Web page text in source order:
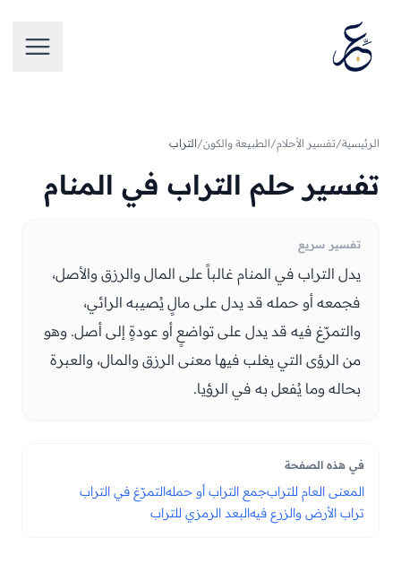
فتح
الرئيسية/تفسير الأحلام/الطبيعة والكون/التراب
تفسير حلم التراب في المنام
تفسير سريع
يدل التراب في المنام غالباً على المال والرزق والأصل،
فجمعه أو حمله قد يدل على مالٍ يُصيبه الرائي،
والتمرّغ فيه قد يدل على تواضعٍ أو عودةٍ إلى أصل. وهو
من الرؤى التي يغلب فيها معنى الرزق والمال، والعبرة
بحاله وما يُفعل به في الرؤيا.
في هذه الصفحة
المعنى العام للترابجمع التراب أو حملهالتمرّغ في التراب
تراب الأرض والزرع فيهالبعد الرمزي للتراب